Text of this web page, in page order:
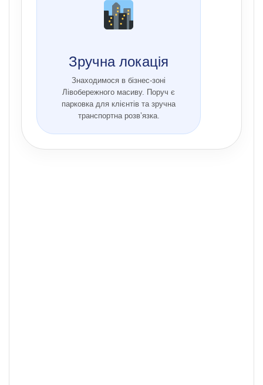
Зручна локація
Знаходимося в бізнес-зоні
Лівобережного масиву. Поруч є
парковка для клієнтів та зручна
транспортна розв’язка.